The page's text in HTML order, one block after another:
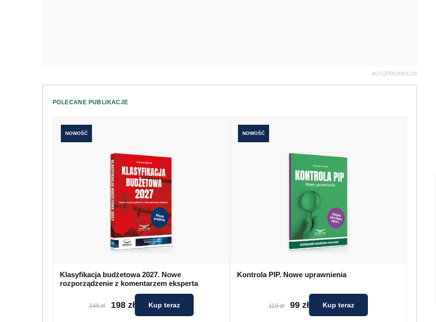
AUTOPROMOCJA
POLECANE PUBLIKACJE
NOWOŚĆ
Klasyfikacja budżetowa 2027. Nowe
rozporządzenie z komentarzem eksperta
249 zł 198 zł Kup teraz
NOWOŚĆ
Kontrola PIP. Nowe uprawnienia
119 zł 99 zł Kup teraz